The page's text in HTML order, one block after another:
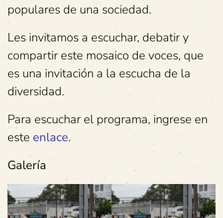
populares de una sociedad.
Les invitamos a escuchar, debatir y
compartir este mosaico de voces, que
es una invitación a la escucha de la
diversidad.
Para escuchar el programa, ingrese en
este enlace.
Galería